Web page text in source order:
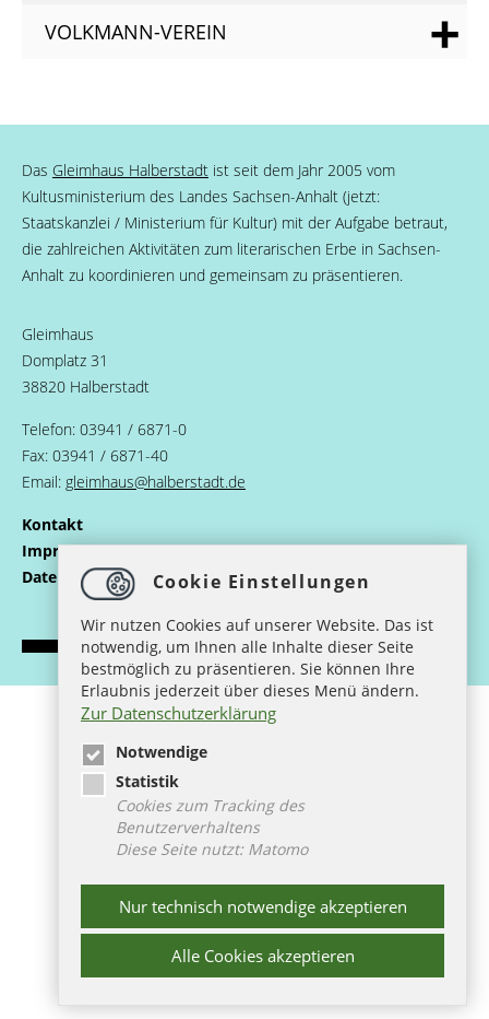
VOLKMANN-VEREIN
Das Gleimhaus Halberstadt ist seit dem Jahr 2005 vom
Kultusministerium des Landes Sachsen-Anhalt (jetzt:
Staatskanzlei / Ministerium für Kultur) mit der Aufgabe betraut,
die zahlreichen Aktivitäten zum literarischen Erbe in Sachsen-
Anhalt zu koordinieren und gemeinsam zu präsentieren.
Gleimhaus
Domplatz 31
38820 Halberstadt
Telefon: 03941 / 6871-0
Fax: 03941 / 6871-40
Email: gleimhaus@halberstadt.de
Kontakt
Impressum
Datenschutz
Das Projekt wird gefördert von
Cookie Einstellungen
Wir nutzen Cookies auf unserer Website. Das ist
notwendig, um Ihnen alle Inhalte dieser Seite
bestmöglich zu präsentieren. Sie können Ihre
Erlaubnis jederzeit über dieses Menü ändern.
Zur Datenschutzerklärung
Notwendige
Statistik
Cookies zum Tracking des
Benutzerverhaltens
Diese Seite nutzt: Matomo
Nur technisch notwendige akzeptieren
Alle Cookies akzeptieren